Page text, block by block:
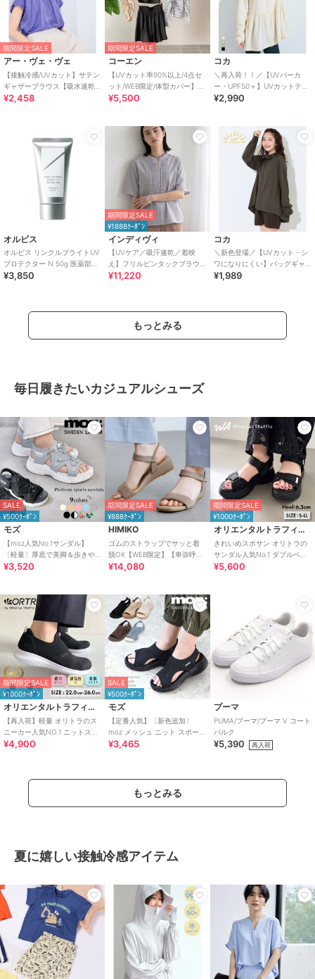
期間限定SALE
アー・ヴェ・ヴェ
【接触冷感/UVカット】サテン
ギャザーブラウス【吸水速乾/
イージーケア】
¥2,458
期間限定SALE
コーエン
【UVカット率90%以上/4点セ
ット/WEB限定/体型カバー】シ
ュシュ付きアソートスイムウ
¥5,500
コカ
＼再入荷！！／【UVパーカ
ー・UPF50＋】UVカットティ
アードパーカー 全4色
¥2,990
オルビス
オルビス リンクルブライトUV
プロテクター N 50g 医薬部外
品（顔用日焼け止め）
¥3,850
期間限定SALE
¥1888ｸｰﾎﾟﾝ
インディヴィ
【UVケア／吸汗速乾／着映
え】フリルピンタックブラウ
ス
¥11,220
コカ
＼新色登場／【UVカット・シ
ワになりにくい】バッグギャ
ザーUVパーカー 全4色
¥1,989
もっとみる
毎日履きたいカジュアルシューズ
SALE
¥500ｸｰﾎﾟﾝ
モズ
【moz人気No.1サンダル】
〔軽量〕厚底で美脚＆歩きや
すい！疲れにくいフィット感
¥3,520
期間限定SALE
¥888ｸｰﾎﾟﾝ
HIMIKO
ゴムのストラップでサッと着
脱OK【WEB限定】【卑弥呼
26SS】ゴムストラップサンダ
¥14,080
期間限定SALE
¥1000ｸｰﾎﾟﾝ
オリエンタルトラフィック
きれいめスポサン オリトラの
サンダル人気No.1 ダブルベル
ト スポーツサンダル /42207
¥5,600
期間限定SALE
¥1000ｸｰﾎﾟﾝ
オリエンタルトラフィック
【再入荷】軽量 オリトラのス
ニーカー人気NO.1 ニットスニ
ーカー スリッポン /3709
¥4,900
SALE
¥500ｸｰﾎﾟﾝ
モズ
【定番人気】〔新色追加〕
moz メッシュ ニット スポーツ
サンダル
¥3,465
プーマ
PUMA/プーマ/プーマ V コート
バルク
¥5,390 再入荷
もっとみる
夏に嬉しい接触冷感アイテム